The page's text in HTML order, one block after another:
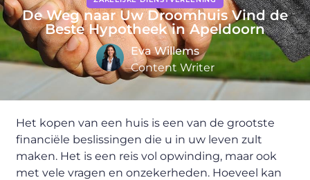
De Weg naar Uw Droomhuis Vind de
Beste Hypotheek in Apeldoorn
Eva Willems
Content Writer
Het kopen van een huis is een van de grootste
financiële beslissingen die u in uw leven zult
maken. Het is een reis vol opwinding, maar ook
met vele vragen en onzekerheden. Hoeveel kan